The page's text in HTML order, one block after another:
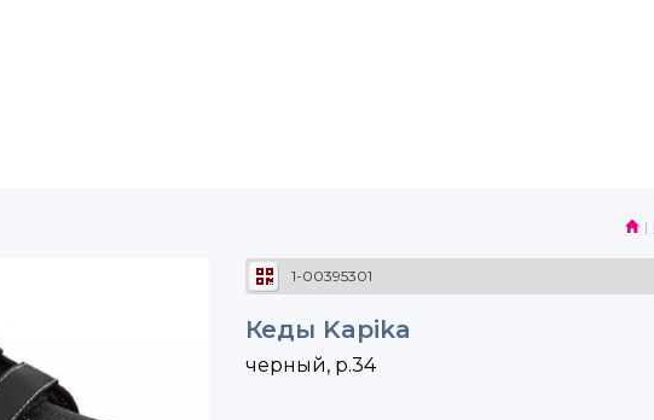
1-00395301
Кеды Kapika
черный, р.34